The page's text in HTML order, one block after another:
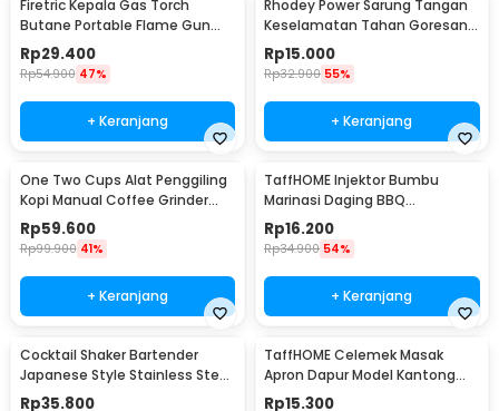
Firetric Kepala Gas Torch
Butane Portable Flame Gun
Adjustable - 807
Rp29.400
Rp54.900 47%
+ Keranjang
Rhodey Power Sarung Tangan
Keselamatan Tahan Goresan
Pisau - EN388
Rp15.000
Rp32.900 55%
+ Keranjang
One Two Cups Alat Penggiling
Kopi Manual Coffee Grinder
Portable - WFCG9800
Rp59.600
Rp99.900 41%
+ Keranjang
TaffHOME Injektor Bumbu
Marinasi Daging BBQ
Seasoning Injector - HC117
Rp16.200
Rp34.900 54%
+ Keranjang
Cocktail Shaker Bartender
Japanese Style Stainless Steel
200ml
Rp35.800
TaffHOME Celemek Masak
Apron Dapur Model Kantong
Pola Spatula - JJ41
Rp15.300